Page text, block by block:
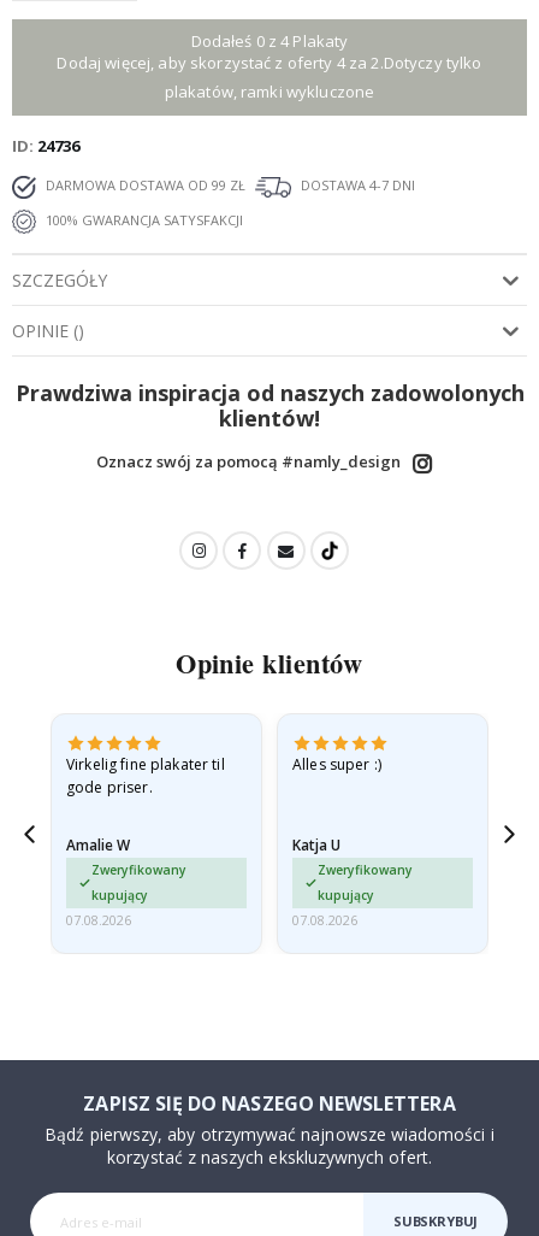
Dodałeś 0 z 4 Plakaty
Dodaj więcej, aby skorzystać z oferty 4 za 2.Dotyczy tylko
plakatów, ramki wykluczone
ID 24736
DARMOWA DOSTAWA OD 99 ZŁ
DOSTAWA 4-7 DNI
100% GWARANCJA SATYSFAKCJI
SZCZEGÓŁY
OPINIE ()
Prawdziwa inspiracja od naszych zadowolonych
klientów!
Oznacz swój za pomocą #namly_design
Opinie klientów
Virkelig fine plakater til
gode priser.
Amalie W
Zweryfikowany
kupujący
07.08.2026
Alles super :)
Katja U
Zweryfikowany
kupujący
07.08.2026
ZAPISZ SIĘ DO NASZEGO NEWSLETTERA
Bądź pierwszy, aby otrzymywać najnowsze wiadomości i
korzystać z naszych ekskluzywnych ofert.
SUBSKRYBUJ